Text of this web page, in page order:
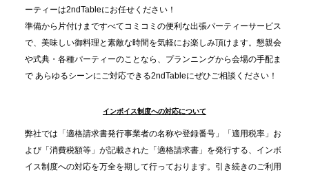
2025.11.21
プレスリリースのご案内｜忘年会は“移動時間ゼロ
分”の時代へ。法人注文が前年比5倍に伸びた「宅配
オードブル」が提案する、新しい乾杯文化
プレスリリースのご案内｜職場で完結する“忘年会・
納会ケータリング”が人気。幹事負担を軽減し、社内
コミュニケーションを促進
ーティーは2ndTableにお任せください！
準備から片付けまですべてコミコミの便利な出張パーティーサービス
で、美味しい御料理と素敵な時間を気軽にお楽しみ頂けます。懇親会
や式典・各種パーティーのことなら、プランニングから会場の手配ま
で あらゆるシーンにご対応できる2ndTableにぜひご相談ください！
インボイス制度への対応について
弊社では「適格請求書発行事業者の名称や登録番号」「適用税率」お
よび「消費税額等」が記載された「適格請求書」を発行する、インボ
イス制度への対応を万全を期して行っております。引き続きのご利用